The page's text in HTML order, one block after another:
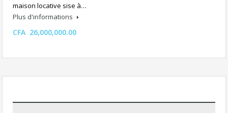
maison locative sise à…
Plus d'informations
CFA 26,000,000.00